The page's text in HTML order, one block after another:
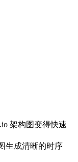
架构图变得快速
生成清晰的时序